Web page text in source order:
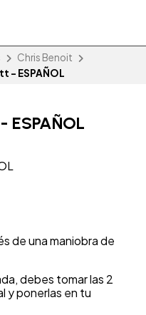
Chris Benoit
- ESPAÑOL
de una maniobra de
debes tomar las 2
y ponerlas en tu